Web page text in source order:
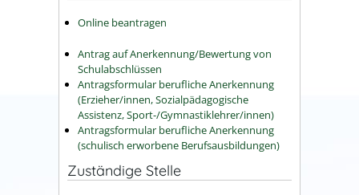
Online beantragen
Antrag auf Anerkennung/Bewertung von
Schulabschlüssen
Antragsformular berufliche Anerkennung
(Erzieher/innen, Sozialpädagogische
Assistenz, Sport-/Gymnastiklehrer/innen)
Antragsformular berufliche Anerkennung
(schulisch erworbene Berufsausbildungen)
Zuständige Stelle